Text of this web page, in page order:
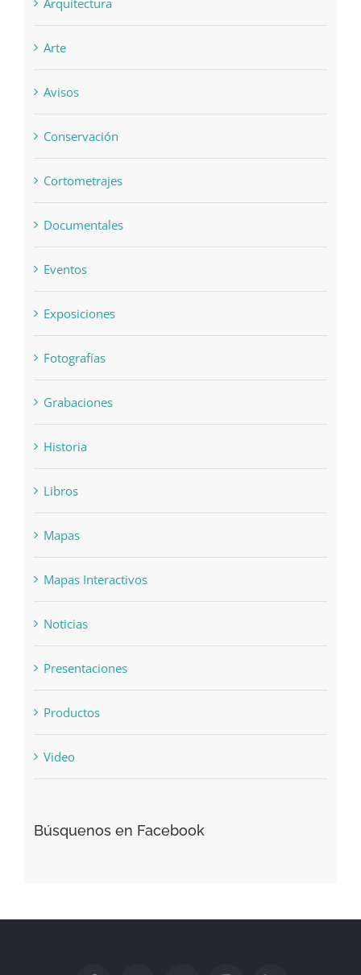
Arquitectura
Arte
Avisos
Conservación
Cortometrajes
Documentales
Eventos
Exposiciones
Fotografías
Grabaciones
Historia
Libros
Mapas
Mapas Interactivos
Noticias
Presentaciones
Productos
Video
Búsquenos en Facebook